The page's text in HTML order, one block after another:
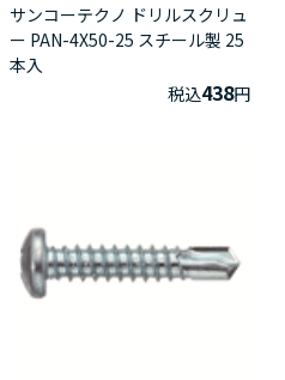
サンコーテクノ ドリルスクリュ
ー PAN-4X50-25 スチール製 25
本入
税込438円